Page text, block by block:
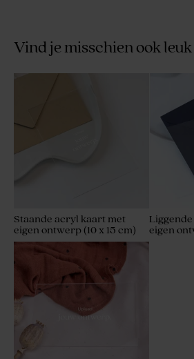
Vind je misschien ook leuk
Staande acryl kaart met
eigen ontwerp (10 x 15 cm)
eigen